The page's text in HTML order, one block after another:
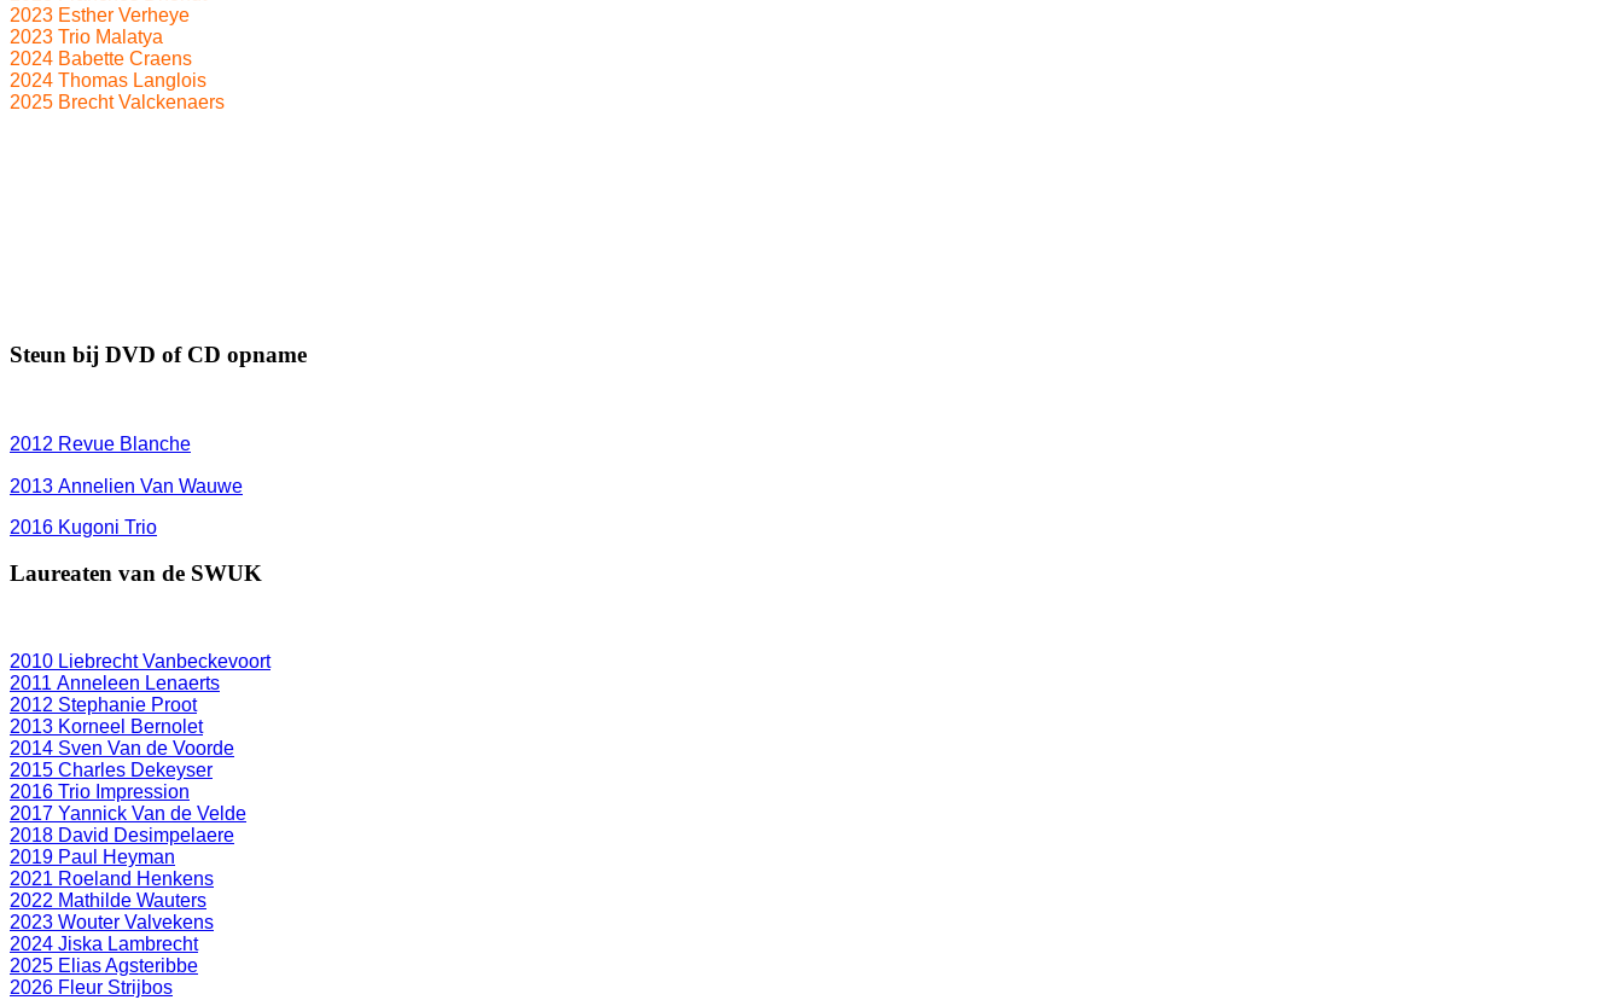
2023 Esther Verheye
2023 Trio Malatya
2024 Babette Craens
2024 Thomas Langlois
2025 Brecht Valckenaers
Steun bij DVD of CD opname
2012 Revue Blanche
2013 Annelien Van Wauwe
2016 Kugoni Trio
Laureaten van de SWUK
2010 Liebrecht Vanbeckevoort
2011 Anneleen Lenaerts
2012 Stephanie Proot
2013 Korneel Bernolet
2014 Sven Van de Voorde
2015 Charles Dekeyser
2016 Trio Impression
2017 Yannick Van de Velde
2018 David Desimpelaere
2019 Paul Heyman
2021 Roeland Henkens
2022 Mathilde Wauters
2023 Wouter Valvekens
2024 Jiska Lambrecht
2025 Elias Agsteribbe
2026 Fleur Strijbos